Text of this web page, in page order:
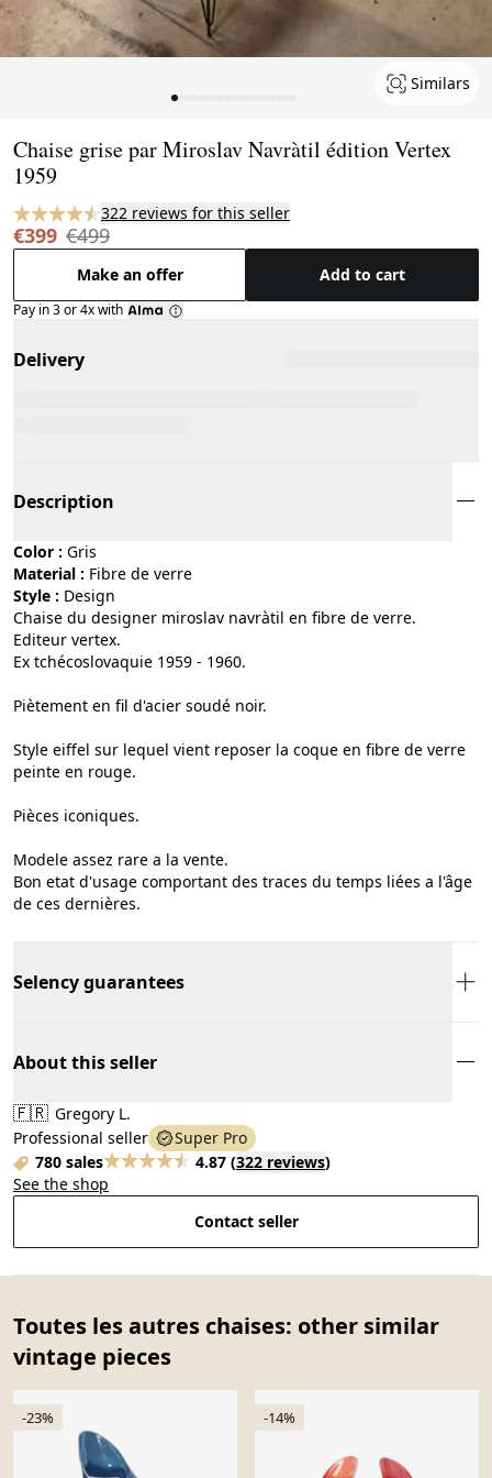
Similars
Chaise grise par Miroslav Navràtil édition Vertex
1959
322 reviews for this seller
€399 €499
Make an offer Add to cart
Pay in 3 or 4x with
Delivery
Description
Color :
gris
Material :
fibre de verre
Style :
design
Chaise du designer miroslav navràtil en fibre de verre.
Editeur vertex.
Ex tchécoslovaquie 1959 - 1960.
Piètement en fil d'acier soudé noir.
Style eiffel sur lequel vient reposer la coque en fibre de verre
peinte en rouge.
Pièces iconiques.
Modele assez rare a la vente.
Bon etat d'usage comportant des traces du temps liées a l'âge
de ces dernières.
Selency guarantees
About this seller
🇫🇷 Gregory L.
Professional seller
Super Pro
780 sales
4.87 (322 reviews)
See the shop
Contact seller
Toutes les autres chaises: other similar
vintage pieces
-23% -14%